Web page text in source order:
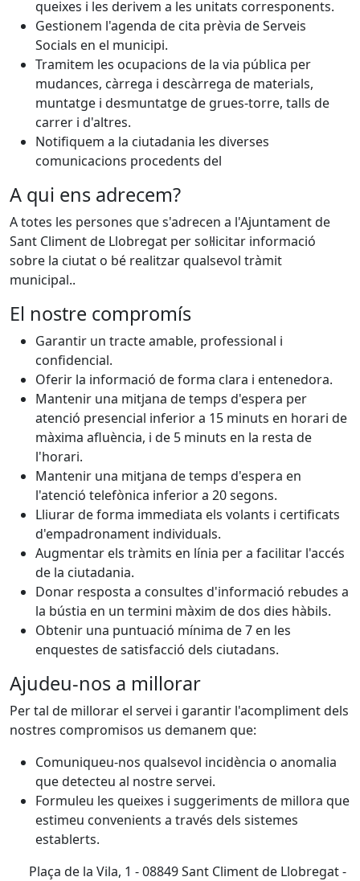
queixes i les derivem a les unitats corresponents.
Gestionem l'agenda de cita prèvia de Serveis
Socials en el municipi.
Tramitem les ocupacions de la via pública per
mudances, càrrega i descàrrega de materials,
muntatge i desmuntatge de grues-torre, talls de
carrer i d'altres.
Notifiquem a la ciutadania les diverses
comunicacions procedents del
A qui ens adrecem?
A totes les persones que s'adrecen a l'Ajuntament de
Sant Climent de Llobregat per sol·licitar informació
sobre la ciutat o bé realitzar qualsevol tràmit
municipal..
El nostre compromís
Garantir un tracte amable, professional i
confidencial.
Oferir la informació de forma clara i entenedora.
Mantenir una mitjana de temps d'espera per
atenció presencial inferior a 15 minuts en horari de
màxima afluència, i de 5 minuts en la resta de
l'horari.
Mantenir una mitjana de temps d'espera en
l'atenció telefònica inferior a 20 segons.
Lliurar de forma immediata els volants i certificats
d'empadronament individuals.
Augmentar els tràmits en línia per a facilitar l'accés
de la ciutadania.
Donar resposta a consultes d'informació rebudes a
la bústia en un termini màxim de dos dies hàbils.
Obtenir una puntuació mínima de 7 en les
enquestes de satisfacció dels ciutadans.
Ajudeu-nos a millorar
Per tal de millorar el servei i garantir l'acompliment dels
nostres compromisos us demanem que:
Comuniqueu-nos qualsevol incidència o anomalia
que detecteu al nostre servei.
Formuleu les queixes i suggeriments de millora que
estimeu convenients a través dels sistemes
establerts.
Plaça de la Vila, 1 - 08849 Sant Climent de Llobregat -